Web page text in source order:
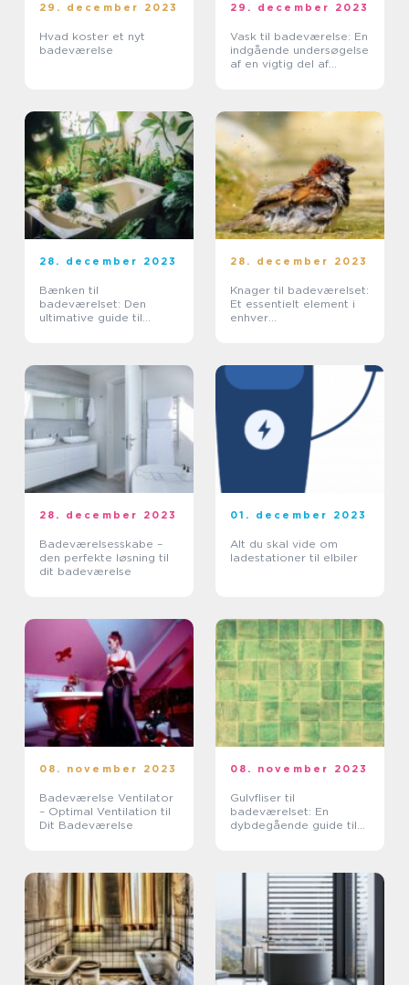
29. december 2023
Hvad koster et nyt
badeværelse
29. december 2023
Vask til badeværelse: En
indgående undersøgelse
af en vigtig del af
28. december 2023
Bænken til
badeværelset: Den
ultimative guide til
28. december 2023
Knager til badeværelset:
Et essentielt element i
enhver
28. december 2023
Badeværelsesskabe –
den perfekte løsning til
dit badeværelse
01. december 2023
Alt du skal vide om
ladestationer til elbiler
08. november 2023
Badeværelse Ventilator
– Optimal Ventilation til
Dit Badeværelse
08. november 2023
Gulvfliser til
badeværelset: En
dybdegående guide til